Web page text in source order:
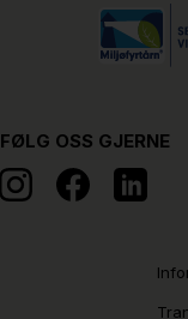
FØLG OSS GJERNE